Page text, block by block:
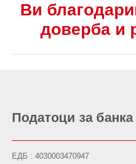
Ви
доверба и
Податоци за банка
ЕДБ : 4030003470947